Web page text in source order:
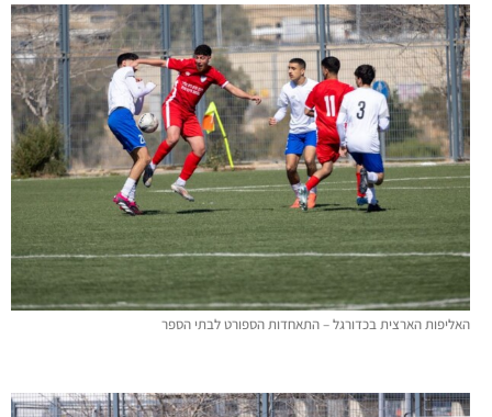
האליפות הארצית בכדורגל – התאחדות הספורט לבתי הספר